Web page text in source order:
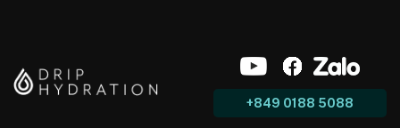
+849 0188 5088